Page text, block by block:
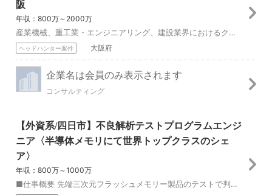
阪
年収：800万～2000万
産業機械、重工業・エンジニアリング、建設業界におけるクライアントへのコンサルティングサービスの提案とサービス提供に特化したコンサルタントとして活躍頂きます。 ...
ヘッドハンター案件 大阪府
企業名は会員のみ表示されます
コンサルティング
【外資系/四日市】不良解析テストプログラムエンジ
ニア〈半導体メモリにて世界トップクラスのシェ
ア〉
年収：800万～1000万
■仕事概要 先端三次元フラッシュメモリー製品のテストで判明した不良箇所の原因解明、または、テストプログラム／次世代解析手法の開発を担当していただきます。 ■...